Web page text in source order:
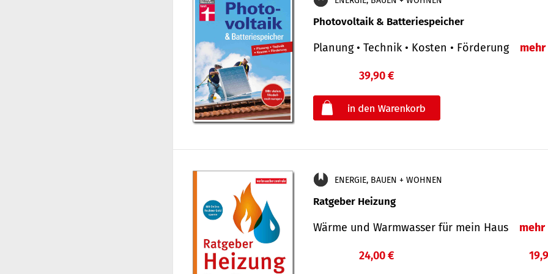
Photovoltaik & Batteriespeicher
Planung • Technik • Kosten • Förderung mehr
39,90 €
ENERGIE, BAUEN + WOHNEN
Ratgeber Heizung
Wärme und Warmwasser für mein Haus mehr
24,00 €